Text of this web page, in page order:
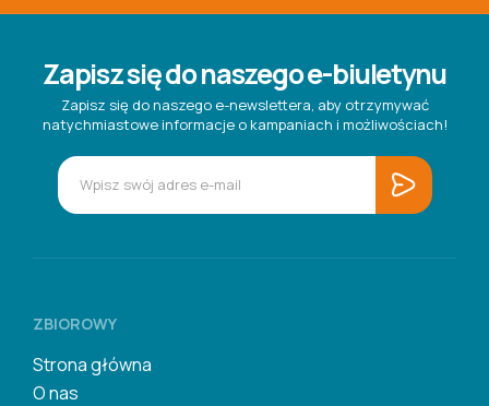
Zapisz się do naszego e-biuletynu
Zapisz się do naszego e-newslettera, aby otrzymywać
natychmiastowe informacje o kampaniach i możliwościach!
ZBIOROWY
Strona główna
O nas